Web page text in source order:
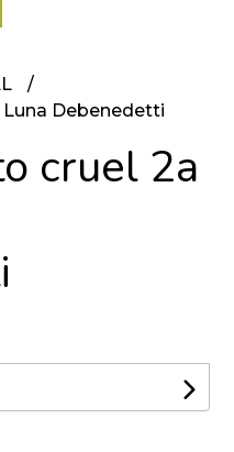
Luna Debenedetti
cruel 2a